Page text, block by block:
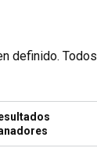
definido. Todos